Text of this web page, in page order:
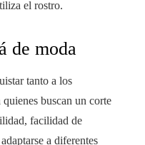
el rostro.
de moda
tanto a los
buscan un corte
facilidad de
a diferentes